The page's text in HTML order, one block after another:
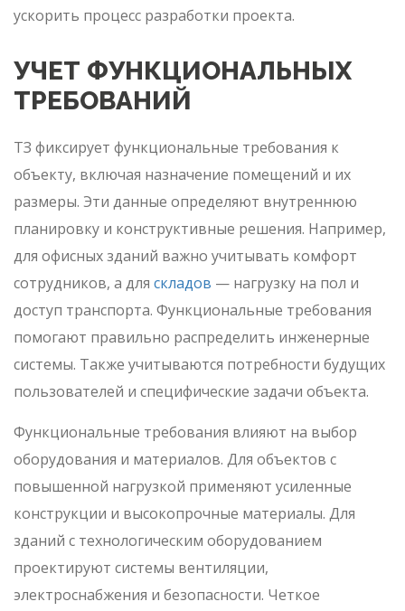
ускорить процесс разработки проекта.
УЧЕТ ФУНКЦИОНАЛЬНЫХ
ТРЕБОВАНИЙ
ТЗ фиксирует функциональные требования к
объекту, включая назначение помещений и их
размеры. Эти данные определяют внутреннюю
планировку и конструктивные решения. Например,
для офисных зданий важно учитывать комфорт
сотрудников, а для складов — нагрузку на пол и
доступ транспорта. Функциональные требования
помогают правильно распределить инженерные
системы. Также учитываются потребности будущих
пользователей и специфические задачи объекта.
Функциональные требования влияют на выбор
оборудования и материалов. Для объектов с
повышенной нагрузкой применяют усиленные
конструкции и высокопрочные материалы. Для
зданий с технологическим оборудованием
проектируют системы вентиляции,
электроснабжения и безопасности. Четкое